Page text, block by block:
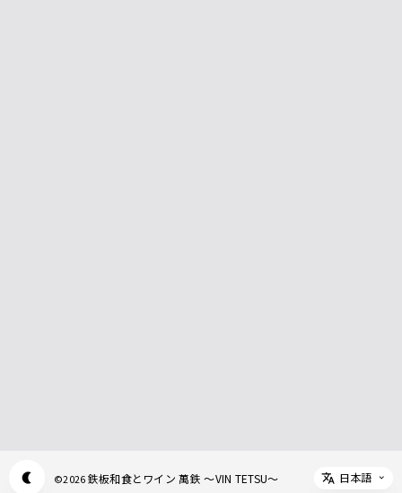
©2026鉄板和食とワイン 萬鉄 ～VIN TETSU～
Select
日本語
Appearance mode switch